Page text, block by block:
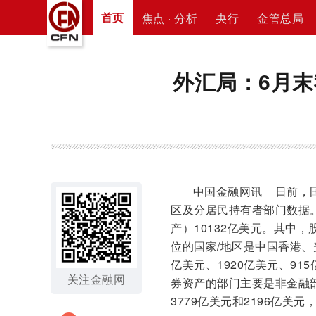
首页 焦点 · 分析 央行 金管总局
外汇局：6月
关注金融网
中国金融网讯 日前，国
区及分居民持有者部门数
产）10132亿美元。其中，
位的国家/地区是中国香港
亿美元、1920亿美元、915
券资产的部门主要是非金融
3779亿美元和2196亿美元